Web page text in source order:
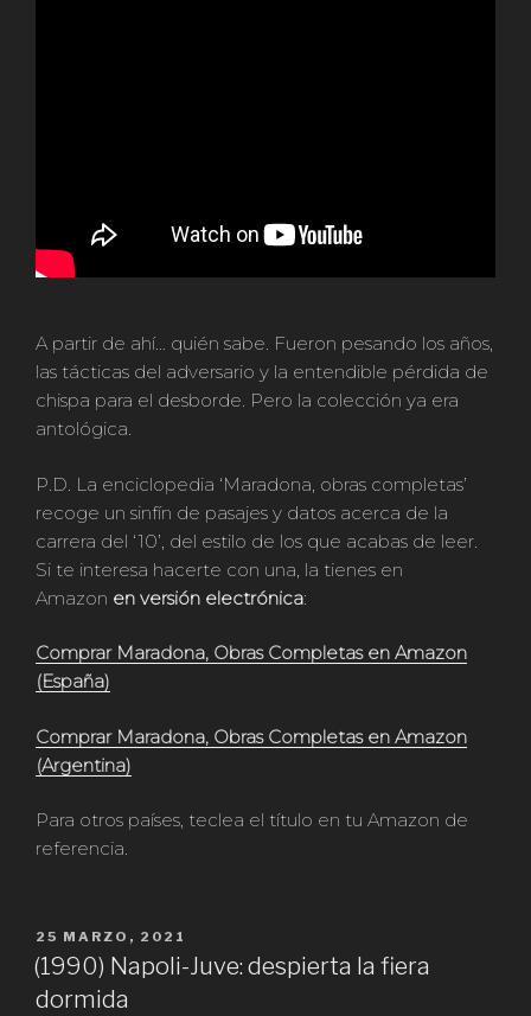
A partir de ahí… quién sabe. Fueron pesando los años,
las tácticas del adversario y la entendible pérdida de
chispa para el desborde. Pero la colección ya era
antológica.
P.D. La enciclopedia ‘Maradona, obras completas’
recoge un sinfín de pasajes y datos acerca de la
carrera del ‘10’, del estilo de los que acabas de leer.
Si te interesa hacerte con una, la tienes en
Amazon en versión electrónica:
Comprar Maradona, Obras Completas en Amazon
(España)
Comprar Maradona, Obras Completas en Amazon
(Argentina)
Para otros países, teclea el título en tu Amazon de
referencia.
PUBLICADO
EN
25 MARZO, 2021
(1990) Napoli-Juve: despierta la fiera
dormida